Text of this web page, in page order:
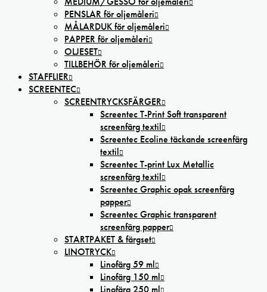
PENSLAR för oljemåleri
MÅLARDUK för oljemåleri
PAPPER för oljemåleri
OLJESET
TILLBEHÖR för oljemåleri
STAFFLIER
SCREENTEC
SCREENTRYCKSFÄRGER
Screentec T-Print Soft transparent
screenfärg textil
Screentec Ecoline täckande screenfärg
textil
Screentec T-print Lux Metallic
screenfärg textil
Screentec Graphic opak screenfärg
papper
Screentec Graphic transparent
screenfärg papper
STARTPAKET & färgset
LINOTRYCK
Linofärg 59 ml
Linofärg 150 ml
Linofärg 250 ml